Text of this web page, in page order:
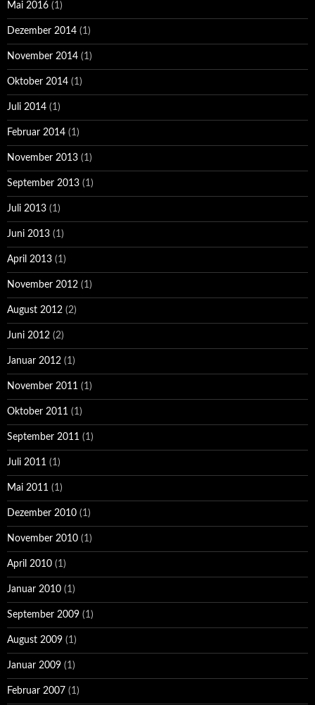
Mai 2016 (1)
Dezember 2014 (1)
November 2014 (1)
Oktober 2014 (1)
Juli 2014 (1)
Februar 2014 (1)
November 2013 (1)
September 2013 (1)
Juli 2013 (1)
Juni 2013 (1)
April 2013 (1)
November 2012 (1)
August 2012 (2)
Juni 2012 (2)
Januar 2012 (1)
November 2011 (1)
Oktober 2011 (1)
September 2011 (1)
Juli 2011 (1)
Mai 2011 (1)
Dezember 2010 (1)
November 2010 (1)
April 2010 (1)
Januar 2010 (1)
September 2009 (1)
August 2009 (1)
Januar 2009 (1)
Februar 2007 (1)